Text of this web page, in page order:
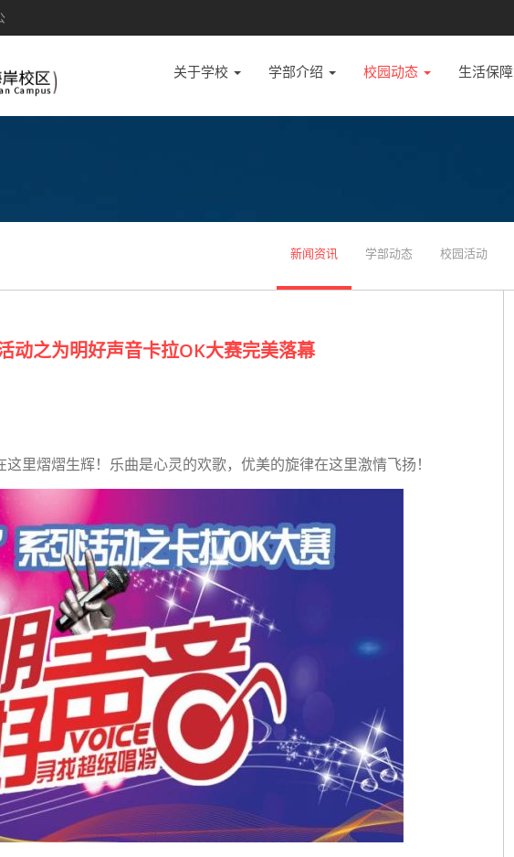
关于学校 学部介绍 校园动态 生活保障
新闻资讯 学部动态 校园活动
动之为明好声音卡拉OK大赛完美落幕
里熠熠生辉！乐曲是心灵的欢歌，优美的旋律在这里激情飞扬！